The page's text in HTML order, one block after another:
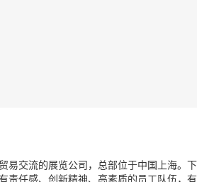
交流的展览公司，总部位于中国上海。
任感、创新精神、高素质的员工队伍，